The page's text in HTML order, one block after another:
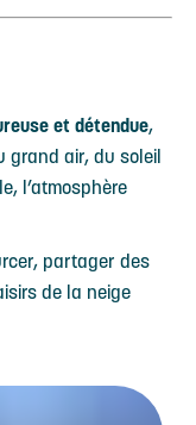
et détendue,
grand air, du soleil
l’atmosphère
partager des
de la neige